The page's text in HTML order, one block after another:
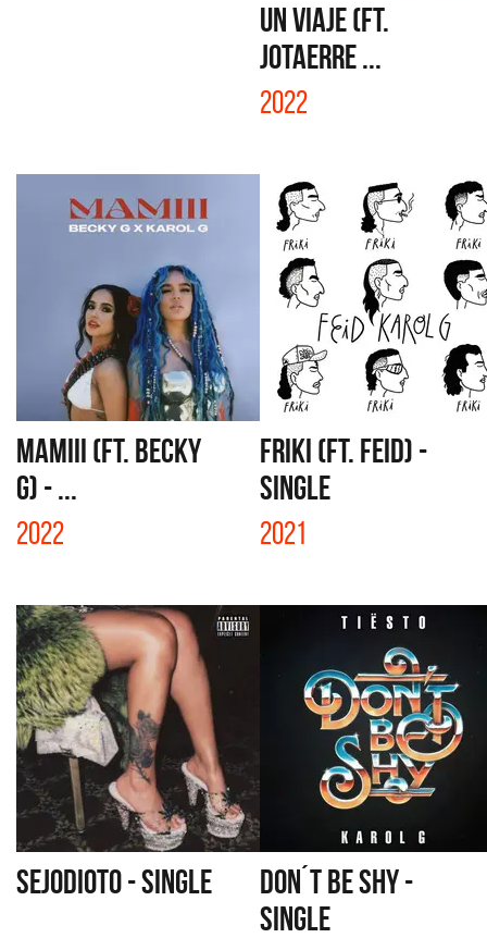
UN VIAJE (FT.
JOTAERRE ...
2022
MAMIII (FT. BECKY
G) - ...
2022
FRIKI (FT. FEID) -
SINGLE
2021
SEJODIOTO - SINGLE
DON´T BE SHY -
SINGLE